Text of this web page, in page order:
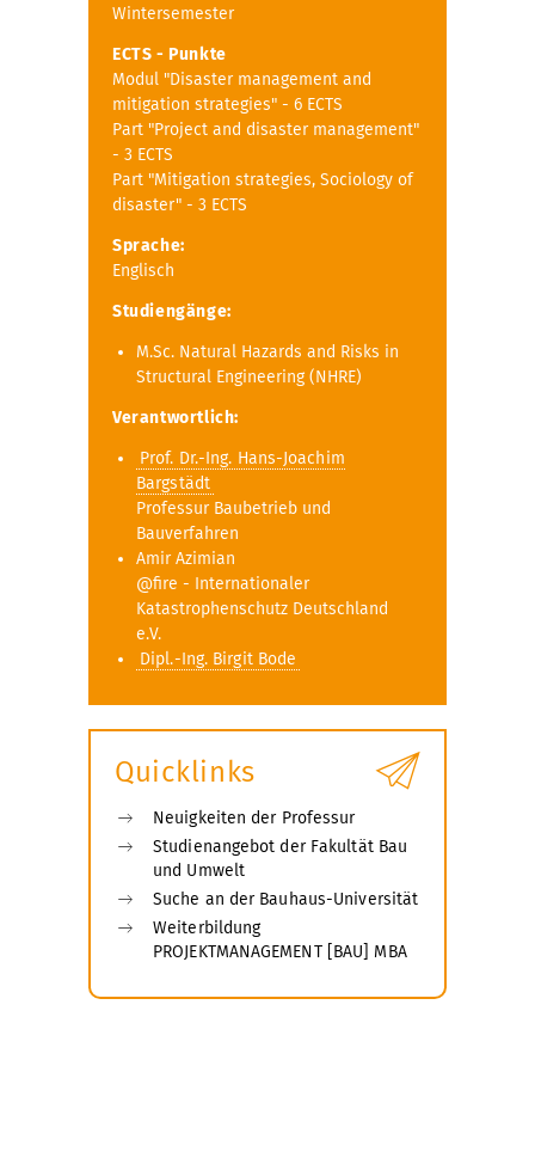
Wintersemester
ECTS - Punkte
Modul "Disaster management and
mitigation strategies" - 6 ECTS
Part "Project and disaster management"
- 3 ECTS
Part "Mitigation strategies, Sociology of
disaster" - 3 ECTS
Sprache:
Englisch
Studiengänge:
M.Sc. Natural Hazards and Risks in
Structural Engineering (NHRE)
Verantwortlich:
Prof. Dr.-Ing. Hans-Joachim
Bargstädt
Professur Baubetrieb und
Bauverfahren
Amir Azimian
@fire - Internationaler
Katastrophenschutz Deutschland
e.V.
Dipl.-Ing. Birgit Bode
Quicklinks
Neuigkeiten der Professur
Studienangebot der Fakultät Bau
und Umwelt
Suche an der Bauhaus-Universität
Weiterbildung
PROJEKTMANAGEMENT [BAU] MBA